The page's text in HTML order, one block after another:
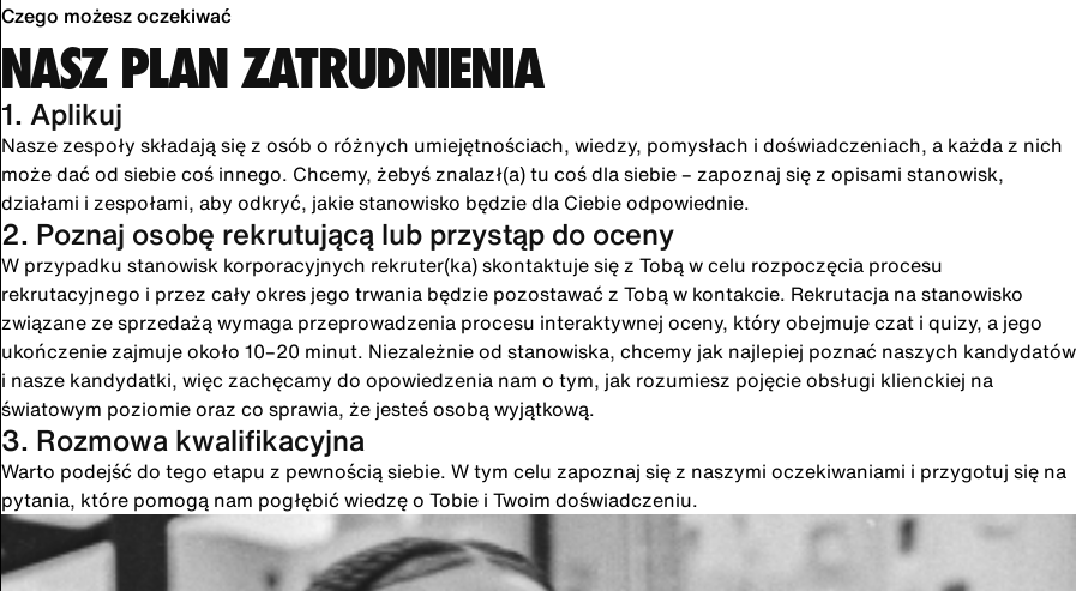
Czego możesz oczekiwać
NASZ PLAN ZATRUDNIENIA
1. Aplikuj
Nasze zespoły składają się z osób o różnych umiejętnościach, wiedzy, pomysłach i doświadczeniach, a każda z nich
może dać od siebie coś innego. Chcemy, żebyś znalazł(a) tu coś dla siebie – zapoznaj się z opisami stanowisk,
działami i zespołami, aby odkryć, jakie stanowisko będzie dla Ciebie odpowiednie.
2. Poznaj osobę rekrutującą lub przystąp do oceny
W przypadku stanowisk korporacyjnych rekruter(ka) skontaktuje się z Tobą w celu rozpoczęcia procesu
rekrutacyjnego i przez cały okres jego trwania będzie pozostawać z Tobą w kontakcie. Rekrutacja na stanowisko
związane ze sprzedażą wymaga przeprowadzenia procesu interaktywnej oceny, który obejmuje czat i quizy, a jego
ukończenie zajmuje około 10–20 minut. Niezależnie od stanowiska, chcemy jak najlepiej poznać naszych kandydatów
i nasze kandydatki, więc zachęcamy do opowiedzenia nam o tym, jak rozumiesz pojęcie obsługi klienckiej na
światowym poziomie oraz co sprawia, że jesteś osobą wyjątkową.
3. Rozmowa kwalifikacyjna
Warto podejść do tego etapu z pewnością siebie. W tym celu zapoznaj się z naszymi oczekiwaniami i przygotuj się na
pytania, które pomogą nam pogłębić wiedzę o Tobie i Twoim doświadczeniu.